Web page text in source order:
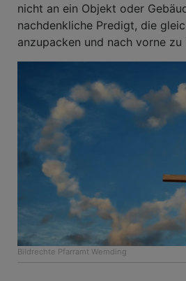
Bildrechte Pfarramt Wemding
nicht an ein Objekt oder
nachdenkliche Predigt, die
anzupacken und nach vorne zu